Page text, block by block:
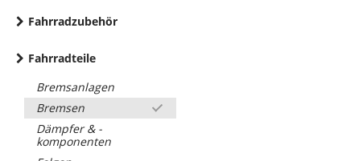
Fahrradzubehör
Fahrradteile
Bremsanlagen
Bremsen
Dämpfer & -
komponenten